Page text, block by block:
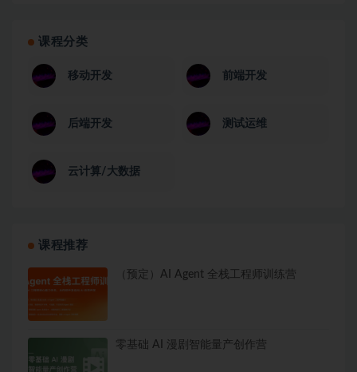
课程分类
移动开发 前端开发
后端开发 测试运维
云计算/大数据
课程推荐
（预定）AI Agent 全栈工程师训练营
零基础 AI 漫剧智能量产创作营